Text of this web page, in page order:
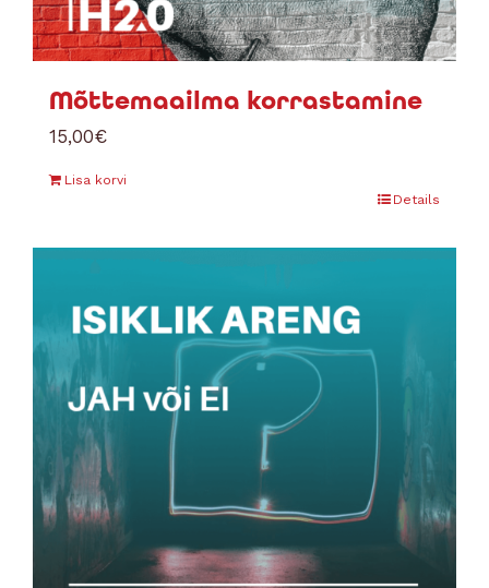
Mõttemaailma korrastamine
15,00€
Lisa korvi
Details